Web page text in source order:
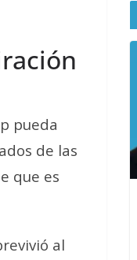
pueda
de las
que es
al